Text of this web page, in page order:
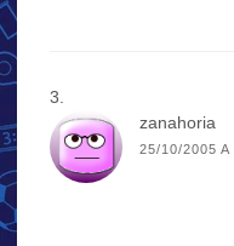
zanahoria
25/10/2005 A